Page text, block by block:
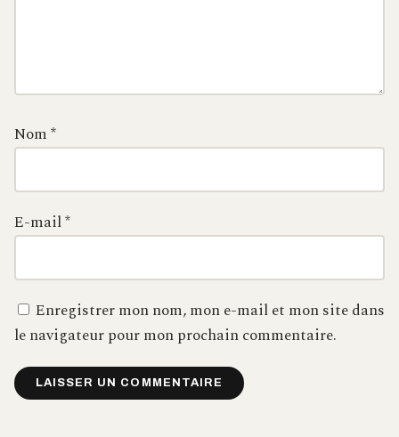
Nom*
E-mail*
Enregistrer mon nom, mon e-mail et mon site dans
le navigateur pour mon prochain commentaire.